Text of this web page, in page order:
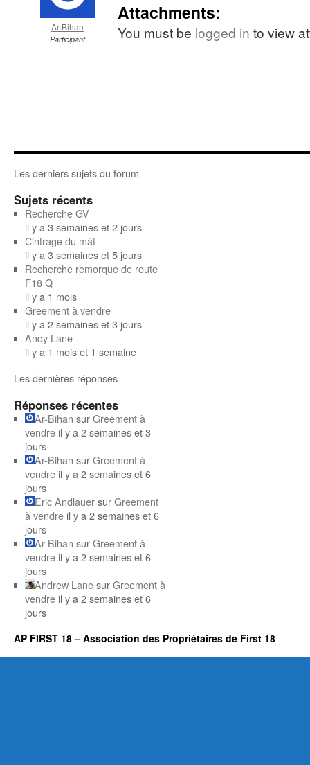
Ar-Bihan
Participant
Attachments:
You must be logged in to view
Les derniers sujets du forum
Sujets récents
Recherche GV
il y a 3 semaines et 2 jours
Cintrage du mât
il y a 3 semaines et 5 jours
Recherche remorque de route
F18 Q
il y a 1 mois
Greement à vendre
il y a 2 semaines et 3 jours
Andy Lane
il y a 1 mois et 1 semaine
Les dernières réponses
Réponses récentes
Ar-Bihan surGreement à
vendre il y a 2 semaines et 3
jours
Ar-Bihan surGreement à
vendre il y a 2 semaines et 6
jours
Eric AndlauersurGreement
à vendre il y a 2 semaines et 6
jours
Ar-Bihan surGreement à
vendre il y a 2 semaines et 6
jours
Andrew LanesurGreement à
vendre il y a 2 semaines et 6
jours
AP FIRST 18 – Association des Propriétaires de First 18